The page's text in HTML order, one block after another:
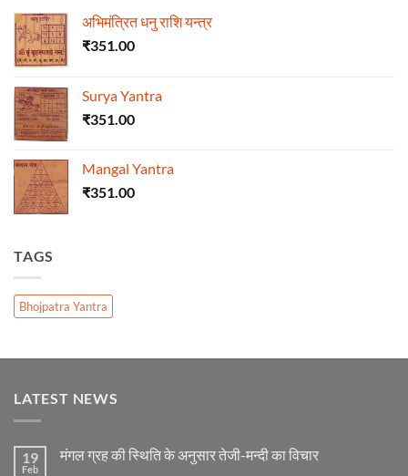
अभिमंत्रित धनु राशि यन्त्र
₹351.00
Surya Yantra
₹351.00
Mangal Yantra
₹351.00
TAGS
Bhojpatra Yantra
LATEST NEWS
19
Feb
मंगल ग्रह की स्थिति के अनुसार तेजी-मन्दी का विचार